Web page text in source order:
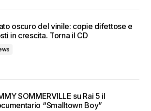
oscuro del vinile: copie difettose e
in crescita. Torna il CD
SOMMERVILLE su Rai 5 il
“Smalltown Boy”